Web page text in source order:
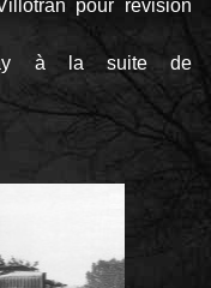
pour révision
à la suite de